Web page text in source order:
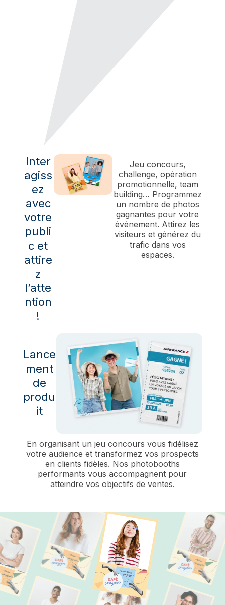
Inter
agiss
ez
avec
votre
publi
c et
attire
z
l’atte
ntion
!
Jeu concours,
challenge, opération
promotionnelle, team
building… Programmez
un nombre de photos
gagnantes pour votre
événement. Attirez les
visiteurs et générez du
trafic dans vos
espaces.
En organisant un jeu concours vous fidélisez
votre audience et transformez vos prospects
en clients fidèles. Nos photobooths
performants vous accompagnent pour
atteindre vos objectifs de ventes.
Lance
ment
de
produ
it